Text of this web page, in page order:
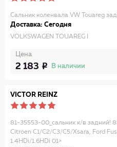
Сальник коленвала VW Touareg
Доставка: Сегодня
VOLKSWAGEN TOUAREG I
Цена
2 183 В наличии
VICTOR REINZ
81-35553-00_сальник к/в задний!
Citroen C1/C2/C3/C5/Xsara, Ford
1.4HDi/1.6HDi 01>